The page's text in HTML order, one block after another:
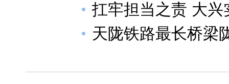
扛牢担当之责 大
天陇铁路最长桥梁